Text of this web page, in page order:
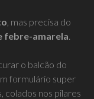
, mas precisa do
febre-amarela
o balcão do
formulário super
colados nos pilares